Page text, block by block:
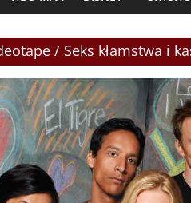
/ Seks kłamstwa i